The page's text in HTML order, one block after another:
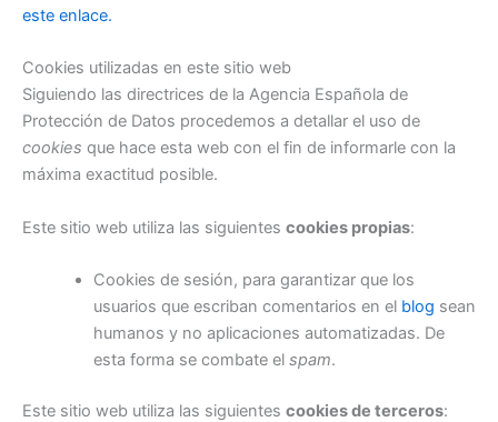
este enlace.
Cookies utilizadas en este sitio web
Siguiendo las directrices de la Agencia Española de
Protección de Datos procedemos a detallar el uso de
cookies que hace esta web con el fin de informarle con la
máxima exactitud posible.
Este sitio web utiliza las siguientes cookies propias:
Cookies de sesión, para garantizar que los
usuarios que escriban comentarios en el blog sean
humanos y no aplicaciones automatizadas. De
esta forma se combate el spam.
Este sitio web utiliza las siguientes cookies de terceros: